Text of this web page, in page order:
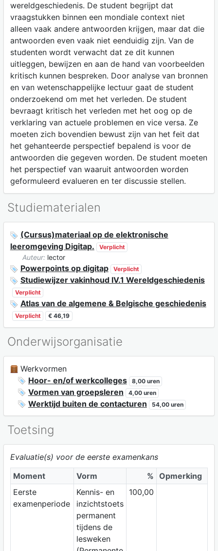
wereldgeschiedenis. De student begrijpt dat
vraagstukken binnen een mondiale context niet
alleen vaak andere antwoorden krijgen, maar dat die
antwoorden even vaak niet eenduidig zijn. Van de
studenten wordt verwacht dat ze dit kunnen
uitleggen, bewijzen en aan de hand van voorbeelden
kritisch kunnen bespreken. Door analyse van bronnen
en van wetenschappelijke lectuur gaat de student
onderzoekend om met het verleden. De student
bevraagt kritisch het verleden met het oog op de
verklaring van actuele problemen en vice versa. Ze
moeten zich bovendien bewust zijn van het feit dat
het gehanteerde perspectief bepalend is voor de
antwoorden die gegeven worden. De student moeten
het perspectief van waaruit antwoorden worden
geformuleerd evalueren en ter discussie stellen.
Studiematerialen
(Cursus)materiaal op de elektronische
leeromgeving Digitap.
Verplicht
Auteur: lector
Powerpoints op digitap Verplicht
Studiewijzer vakinhoud IV.1 Wereldgeschiedenis
Verplicht
Atlas van de algemene & Belgische geschiedenis
Verplicht € 46,19
Onderwijsorganisatie
Werkvormen
Hoor- en/of werkcolleges
8,00 uren
Vormen van groepsleren 4,00 uren
Werktijd buiten de contacturen 54,00 uren
Toetsing
Evaluatie(s) voor de eerste examenkans
Moment
Vorm % Opmerking
Eerste
examenperiode
Kennis- en
inzichtstoets
permanent
tijdens de
lesweken
100,00